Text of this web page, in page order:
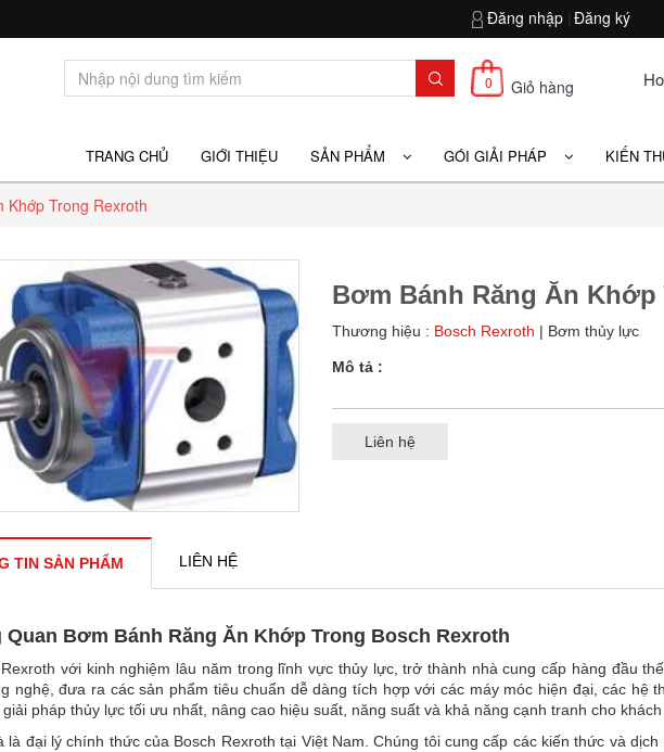
Đăng nhập Đăng ký
Giỏ hàng
0
TRANG CHỦ GIỚI THIỆU SẢN PHẨM GÓI GIẢI PHÁP KIẾN
Khớp Trong Rexroth
Bơm Bánh Răng Ăn
Thương hiệu : Bosch Rexroth | Bơm thủy lực
Mô tả :
Liên hệ
TIN SẢN PHẨM LIÊN HỆ
Quan Bơm Bánh Răng Ăn Khớp Trong Bosch Rexroth
Rexroth với kinh nghiệm lâu năm trong lĩnh vực thủy lực, trở thành nhà cung cấp hàng đầu
nghệ, đưa ra các sản phẩm tiêu chuẩn dễ dàng tích hợp với các máy móc hiện đại, các hệ
giải pháp thủy lực tối ưu nhất, nâng cao hiệu suất, năng suất và khả năng cạnh tranh cho
là đại lý chính thức của Bosch Rexroth tại Việt Nam. Chúng tôi cung cấp các kiến thức và